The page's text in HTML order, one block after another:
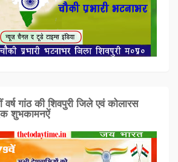
गांठ की शिवपुरी जिले एवं कोलारस
शुभकामनऐं